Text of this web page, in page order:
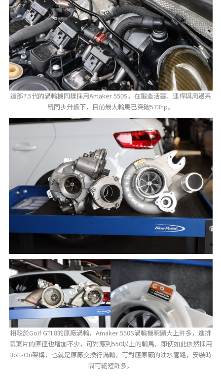
這部7.5代的渦輪機同樣採用Amaker 550S，在鍛造活塞、連桿與周邊系
統同步升級下，目前最大輪馬已突破573hp。
相較於Golf GTI 8的原廠渦輪，Amaker 550S渦輪機明顯大上許多，進排
氣葉片的直徑也增加不少，可對應到550以上的輪馬，即使如此依然採用
Bolt-On架構，也就是原廠交換行渦輪，可對應原廠的油水管路，安裝時
間可縮短許多。